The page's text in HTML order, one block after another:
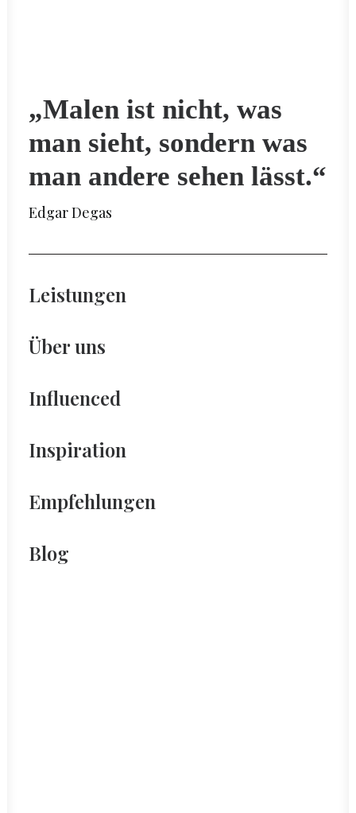
„Malen ist nicht, was
man sieht, sondern was
man andere sehen lässt.“
Edgar Degas
Leistungen
Über uns
Influenced
Inspiration
Empfehlungen
Blog